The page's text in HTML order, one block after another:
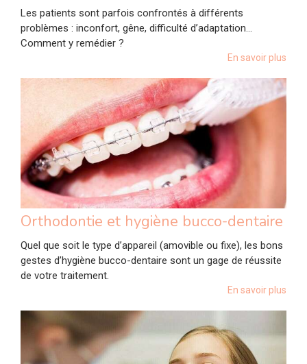
Les patients sont parfois confrontés à différents
problèmes : inconfort, gêne, difficulté d’adaptation...
Comment y remédier ?
En savoir plus
Orthodontie et hygiène bucco-dentaire
Quel que soit le type d’appareil (amovible ou fixe), les bons
gestes d’hygiène bucco-dentaire sont un gage de réussite
de votre traitement.
En savoir plus